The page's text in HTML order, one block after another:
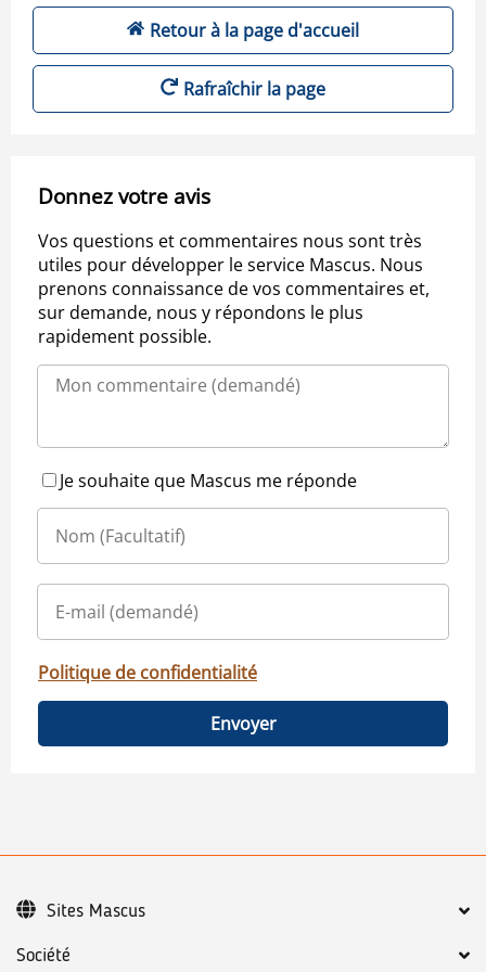
Retour à la page d'accueil
Rafraîchir la page
Donnez votre avis
Vos questions et commentaires nous sont très
utiles pour développer le service Mascus. Nous
prenons connaissance de vos commentaires et,
sur demande, nous y répondons le plus
rapidement possible.
Je souhaite que Mascus me réponde
Politique de confidentialité
Envoyer
Société
Sites Mascus